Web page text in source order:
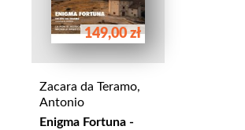
149,00 zł
Zacara da Teramo,
Antonio
Enigma Fortuna -